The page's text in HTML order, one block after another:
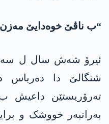
“ب ناڤێ خوەدایێ مەزن
ئیرۆ شەش سال ل سەر
شنگالێ دا دەرباس
تەرۆریستێن داعیش ب
بەرانبەر خووشک و